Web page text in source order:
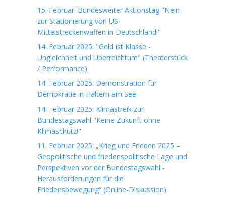
15. Februar: Bundesweiter Aktionstag "Nein
zur Stationierung von US-
Mittelstreckenwaffen in Deutschland!"
14. Februar 2025: "Geld ist Klasse -
Ungleichheit und Überreichtum" (Theaterstück
/ Performance)
14. Februar 2025: Demonstration für
Demokratie in Haltern am See
14. Februar 2025: Klimastreik zur
Bundestagswahl "Keine Zukunft ohne
Klimaschutz!"
11. Februar 2025: „Krieg und Frieden 2025 –
Geopolitische und friedenspolitische Lage und
Perspektiven vor der Bundestagswahl -
Herausforderungen für die
Friedensbewegung“ (Online-Diskussion)